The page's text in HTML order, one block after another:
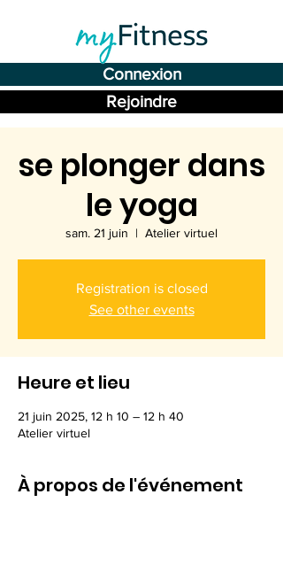
Connexion
Rejoindre
se plonger dans
le yoga
sam. 21 juin
  |
Atelier virtuel
Registration is closed
See other events
Heure et lieu
21 juin 2025, 12 h 10 – 12 h 40
Atelier virtuel
À propos de l'événement